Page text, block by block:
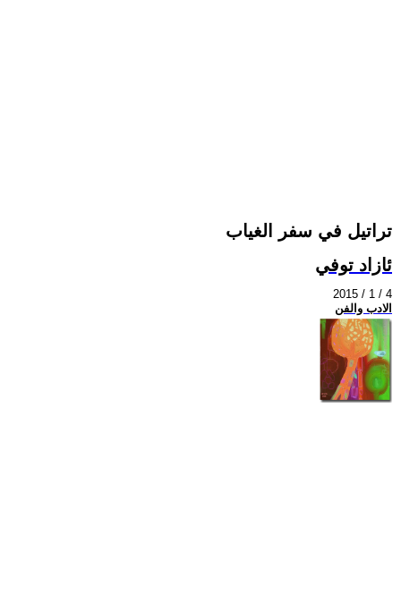
تراتيل في سفر الغياب
ئازاد توفي
2015 / 1 / 4
الادب والفن